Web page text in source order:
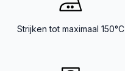
Strijken tot maximaal 150°C